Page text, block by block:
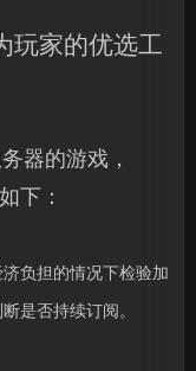
玩家的优选工
器的游戏，
下：
济负担的情况下检验加
是否持续订阅。